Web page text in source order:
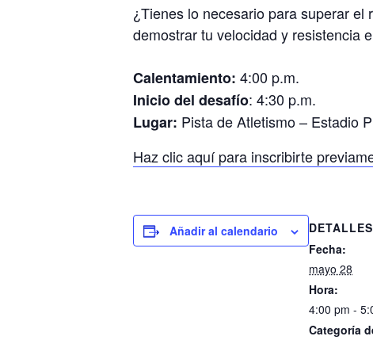
¿Tienes lo necesario para superar
demostrar tu velocidad y resistencia
Calentamiento: 4:00 p.m.
Inicio del desafío: 4:30 p.m.
Lugar: Pista de Atletismo – Estadio
Haz clic aquí para inscribirte
Añadir al calendario
DETALLES
Fecha:
mayo 28
Hora:
4:00 pm -
Categoría